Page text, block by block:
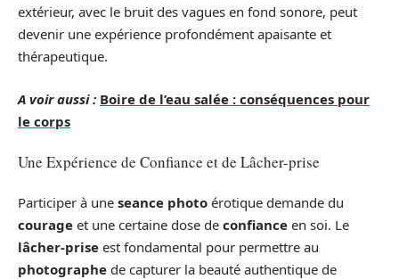
extérieur, avec le bruit des vagues en fond sonore, peut
devenir une expérience profondément apaisante et
thérapeutique.
A voir aussi : Boire de l’eau salée : conséquences pour
le corps
Une Expérience de Confiance et de Lâcher-prise
Participer à une seance photo érotique demande du
courage et une certaine dose de confiance en soi. Le
lâcher-prise est fondamental pour permettre au
photographe de capturer la beauté authentique de